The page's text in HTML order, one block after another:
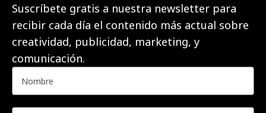
Suscríbete gratis a nuestra newsletter para
recibir cada día el contenido más actual sobre
creatividad, publicidad, marketing, y
comunicación.